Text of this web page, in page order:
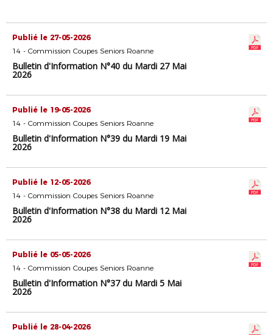
Publié le 27-05-2026
14 - Commission Coupes Seniors Roanne
Bulletin d'Information N°40 du Mardi 27 Mai
2026
Publié le 19-05-2026
14 - Commission Coupes Seniors Roanne
Bulletin d'Information N°39 du Mardi 19 Mai
2026
Publié le 12-05-2026
14 - Commission Coupes Seniors Roanne
Bulletin d'Information N°38 du Mardi 12 Mai
2026
Publié le 05-05-2026
14 - Commission Coupes Seniors Roanne
Bulletin d'Information N°37 du Mardi 5 Mai
2026
Publié le 28-04-2026